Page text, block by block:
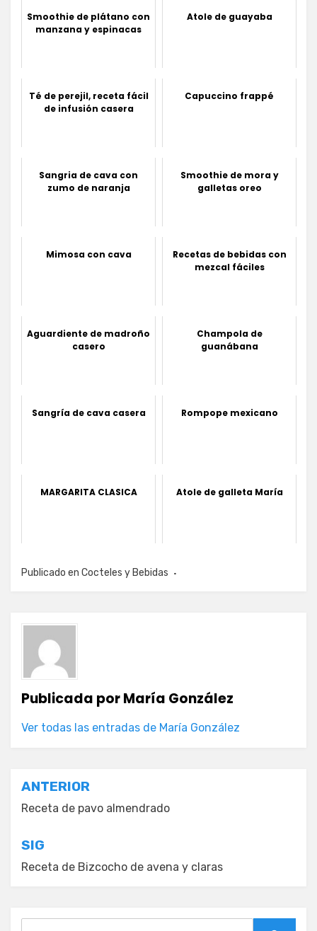
Smoothie de plátano con
manzana y espinacas
Atole de guayaba
Té de perejil, receta fácil
de infusión casera
Capuccino frappé
Sangria de cava con
zumo de naranja
Smoothie de mora y
galletas oreo
Mimosa con cava
Recetas de bebidas con
mezcal fáciles
Aguardiente de madroño
casero
Champola de
guanábana
Sangría de cava casera Rompope mexicano
MARGARITA CLASICA Atole de galleta María
Publicado en Cocteles y Bebidas
Publicada porMaría González
Ver todas las entradas de María González
Navegación
de
entradas
ANTERIOR
Receta de pavo almendrado
SIG
Receta de Bizcocho de avena y claras